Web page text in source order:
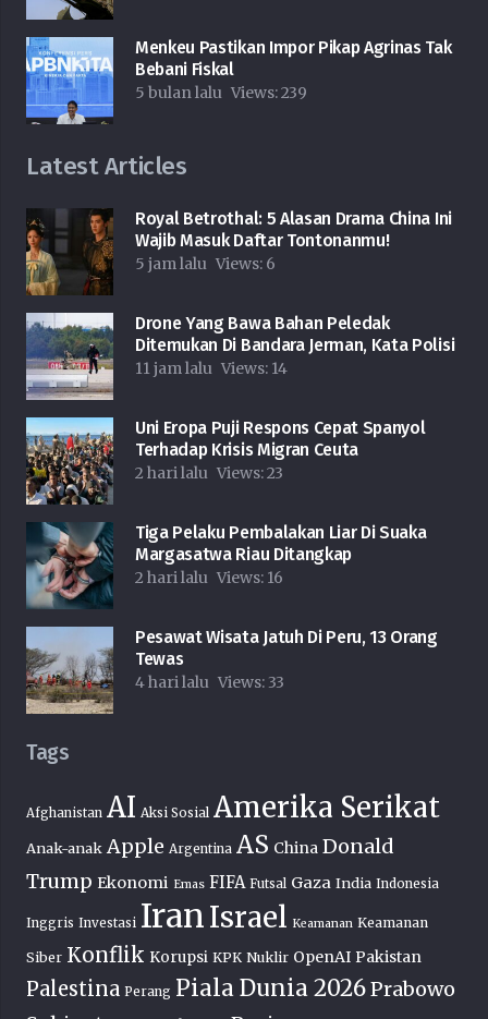
Menkeu Pastikan Impor Pikap Agrinas Tak
Bebani Fiskal
5 bulan lalu Views:239
Latest Articles
Royal Betrothal: 5 Alasan Drama China Ini
Wajib Masuk Daftar Tontonanmu!
5 jam lalu Views: 6
Drone Yang Bawa Bahan Peledak
Ditemukan Di Bandara Jerman, Kata Polisi
11 jam lalu Views: 14
Uni Eropa Puji Respons Cepat Spanyol
Terhadap Krisis Migran Ceuta
2 hari lalu Views:23
Tiga Pelaku Pembalakan Liar Di Suaka
Margasatwa Riau Ditangkap
2 hari lalu Views: 16
Pesawat Wisata Jatuh Di Peru, 13 Orang
Tewas
4 hari lalu Views: 33
Tags
Afghanistan AI Aksi Sosial Amerika Serikat
Anak-anak Apple Argentina AS China Donald
Trump Ekonomi Emas FIFA Futsal Gaza India Indonesia
Inggris Investasi IranIsrael Keamanan Keamanan
Siber Konflik Korupsi KPK Nuklir OpenAI Pakistan
Palestina Perang Piala Dunia 2026Prabowo